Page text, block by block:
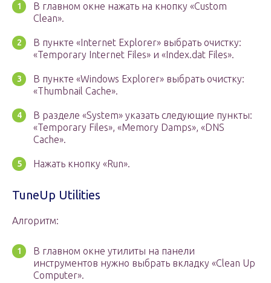
В главном окне нажать на кнопку «Custom
Clean».
В пункте «Internet Explorer» выбрать очистку:
«Temporary Internet Files» и «Index.dat Files».
В пункте «Windows Explorer» выбрать очистку:
«Thumbnail Cache».
В разделе «System» указать следующие пункты:
«Temporary Files», «Memory Damps», «DNS
Cache».
Нажать кнопку «Run».
TuneUp Utilities
Алгоритм:
В главном окне утилиты на панели
инструментов нужно выбрать вкладку «Clean Up
Computer».